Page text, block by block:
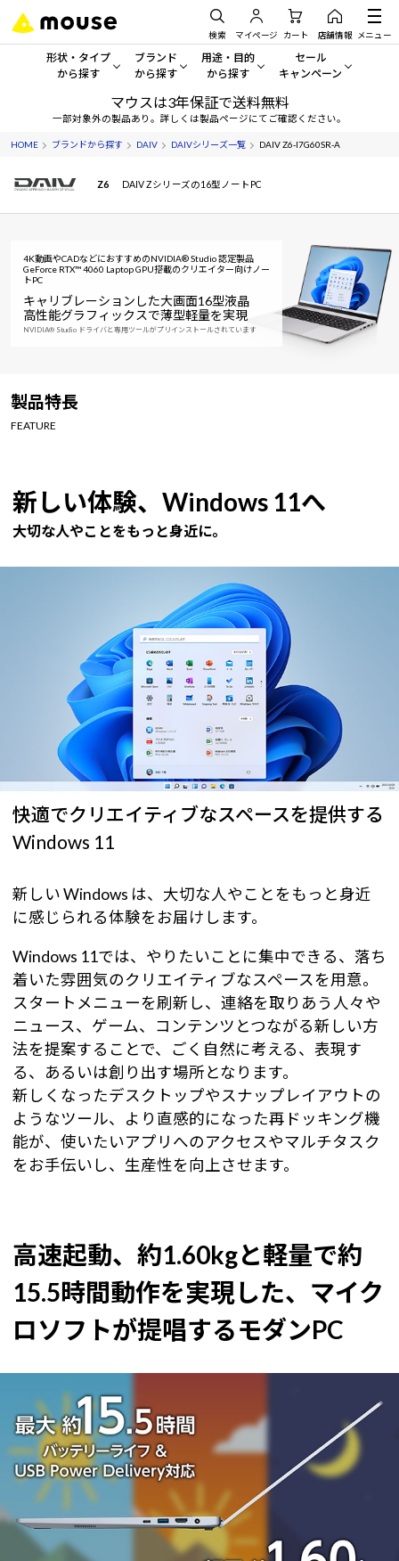
検索 マイページ カート 店舗情報 メニュー
形状・タイプ
から探す
形状・タイプから探す をすべてみる
デスクトップPC
ノートPC
ワークステーション
Windows 11
ブランド
から探す
mouse
G TUNE
NEXTGEAR
iiyama
用途・目的
から探す
一般向けパソコン
ゲーミングPC・ゲーム向けパソコン
クリエイティブ向け
スペック/パーツ別
セール
キャンペーン
セール・キャンペー
期間限定セール
おすすめ目玉パソコン
今イチオシのパソコンをピ
Windows 11|Copilot+ PC
マウスは3年保証で送料無料
一部対象外の製品あり。詳しくは製品ページにてご確認ください。
HOME ブランドから探す DAIV DAIVシリーズ一覧 DAIV Z6-I7G60SR-A
Z6 DAIV Zシリーズの16型ノートPC
4K動画やCADなどにおすすめのNVIDIA® Studio 認定製品
GeForce RTX™ 4060 Laptop GPU搭載のクリエイター向けノー
トPC
キャリブレーションした大画面16型液晶
高性能グラフィックスで薄型軽量を実現
NVIDIA® Studio ドライバと専用ツールがプリインストールされています
製品特長
FEATURE
新しい体験、Windows 11へ
大切な人やことをもっと身近に。
快適でクリエイティブなスペースを提供する
Windows 11
新しい Windows は、大切な人やことをもっと身近
に感じられる体験をお届けします。
Windows 11では、やりたいことに集中できる、落ち
着いた雰囲気のクリエイティブなスペースを用意。
スタートメニューを刷新し、連絡を取りあう人々や
ニュース、ゲーム、コンテンツとつながる新しい方
法を提案することで、ごく自然に考える、表現す
る、あるいは創り出す場所となります。
新しくなったデスクトップやスナップレイアウトの
ようなツール、より直感的になった再ドッキング機
能が、使いたいアプリへのアクセスやマルチタスク
をお手伝いし、生産性を向上させます。
高速起動、約1.60kgと軽量で約
15.5時間動作を実現した、マイク
ロソフトが提唱するモダンPC